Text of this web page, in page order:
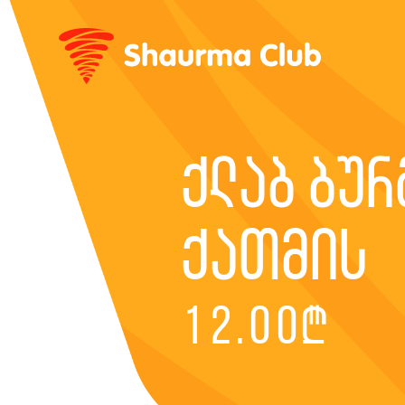
ქლაბ
ქათმის
12.00₾